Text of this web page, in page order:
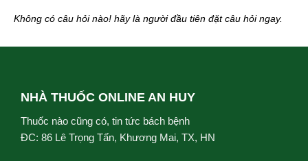
Không có câu hỏi nào! hãy là người đầu tiên đặt câu hỏi ngay.
NHÀ THUỐC ONLINE AN HUY
Thuốc nào cũng có, tin tức bách bệnh
ĐC: 86 Lê Trọng Tấn, Khương Mai, TX, HN